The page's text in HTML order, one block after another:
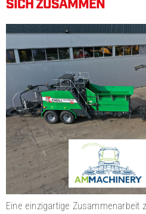
ICH ZUSAMMEN
Eine einzigartige Zusammenarbeit